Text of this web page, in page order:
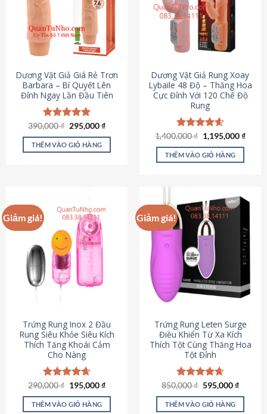
Dương Vật Giả Giá Rẻ Trơn
Barbara – Bí Quyết Lên
Đỉnh Ngay Lần Đầu Tiên
Được xếp
hạng4.90
5 sao
390,000₫ Giá
là:
390,000 ₫.
295,000₫Giá
tại
THÊM VÀO GIỎ HÀNG
Dương Vật Giả Rung Xoay
Lybaile 48 Độ – Thăng Hoa
Cực Đỉnh Với 120 Chế Độ
Rung
Được xếp
hạng4.62
5 sao
1,400,000₫ Giá
gốc
là:
1,400,000 ₫.
1,195,000₫Giá
THÊM VÀO GIỎ HÀNG
Giảm giá!
Trứng Rung Inox 2 Đầu
Rung Siêu Khỏe Siêu Kích
Thích Tăng Khoái Cảm
Cho Nàng
Được xếp
hạng4.64
5 sao
290,000₫ Giá
là:
290,000 ₫.
195,000₫Giá
tại
THÊM VÀO GIỎ HÀNG
Giảm giá!
Trứng Rung Leten Surge
Điều Khiển Từ Xa Kích
Thích Tột Cùng Thăng Hoa
Tột Đỉnh
Được xếp
hạng4.69
5 sao
850,000₫ Giá
là:
850,000 ₫.
595,000₫Giá
tại
THÊM VÀO GIỎ HÀNG